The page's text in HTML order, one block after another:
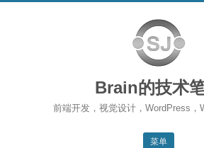
Brain的技术
前端开发，视觉设计，WordPress
菜单